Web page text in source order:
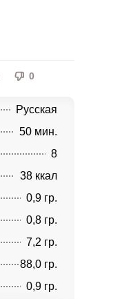
0
Русская
50 мин.
8
38 ккал
0,9 гр.
0,8 гр.
7,2 гр.
88,0 гр.
0,9 гр.